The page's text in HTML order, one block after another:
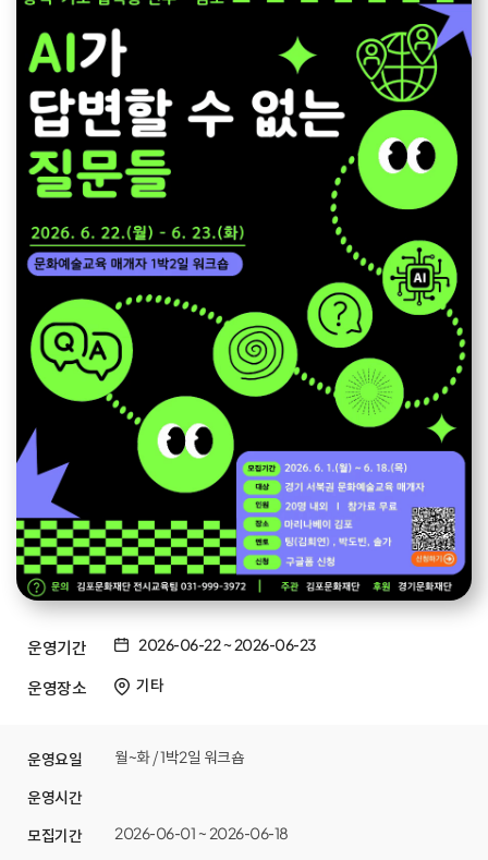
운영기간 2026-06-22~2026-06-23
운영장소 기타
운영요일 월~화 / 1박2일 워크숍
운영시간
모집기간
2026-06-01 ~ 2026-06-18